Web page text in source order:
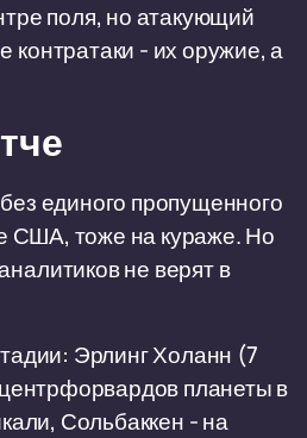
поля, но атакующий
контратаки - их оружие, а
единого пропущенного
США, тоже на кураже. Но
не верят в
Эрлинг Холанн (7
планеты в
Сольбаккен - на